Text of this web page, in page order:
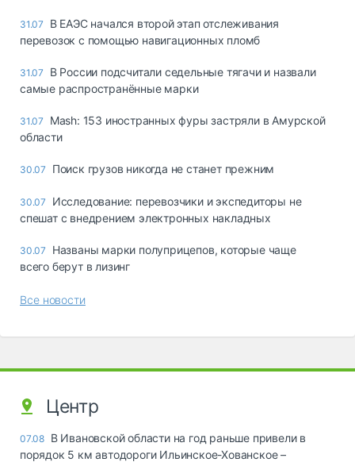
31.07
В ЕАЭС начался второй этап отслеживания
перевозок с помощью навигационных пломб
31.07
В России подсчитали седельные тягачи и назвали
самые распространённые марки
31.07
Mash: 153 иностранных фуры застряли в Амурской
области
30.07 Поиск грузов никогда не станет прежним
30.07
Исследование: перевозчики и экспедиторы не
спешат с внедрением электронных накладных
30.07
Названы марки полуприцепов, которые чаще
всего берут в лизинг
Все новости
Центр
07.08 В Ивановской области на год раньше привели в
порядок 5 км автодороги Ильинское-Хованское –